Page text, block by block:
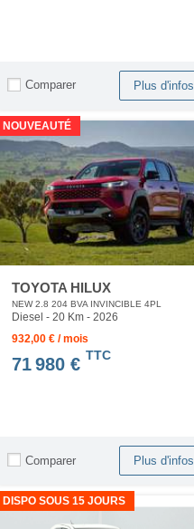
Comparer Plus d'infos
NOUVEAUTÉ
TOYOTA HILUX
NEW 2.8 204 BVA INVINCIBLE 4PL
Diesel - 20 Km - 2026
932,00 € / mois
71 980 € TTC
Comparer Plus d'infos
DISPO SOUS 15 JOURS